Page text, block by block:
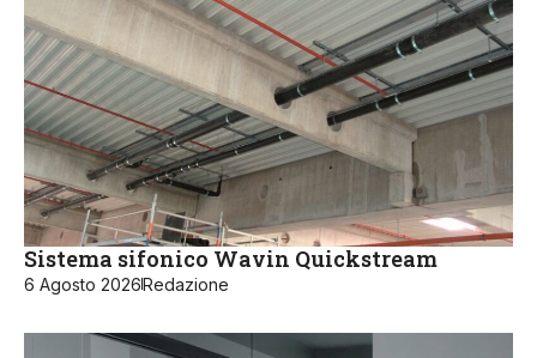
Sistema sifonico Wavin Quickstream
6 Agosto 2026Redazione